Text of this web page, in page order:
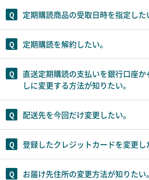
定期購読商品の受取日時を指定した
定期購読を解約したい。
直送定期購読の支払いを銀行口座か
しに変更する方法が知りたい。
配送先を今回だけ変更したい。
登録したクレジットカードを変更し
お届け先住所の変更方法が知りたい。